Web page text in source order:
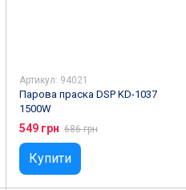
Артикул: 94021
Парова праска DSP KD-1037
1500W
549 грн 686 грн
Купити